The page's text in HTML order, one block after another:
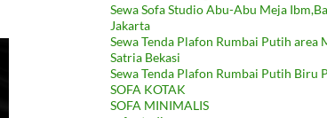
Sewa Sofa Studio Abu-Abu Meja
Jakarta
Sewa Tenda Plafon Rumbai Putih area
Satria Bekasi
Sewa Tenda Plafon Rumbai Putih Biru
SOFA KOTAK
SOFA MINIMALIS